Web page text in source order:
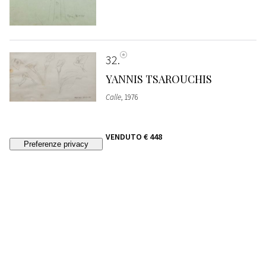
32
YANNIS TSAROUCHIS
Calle, 1976
VENDUTO € 448